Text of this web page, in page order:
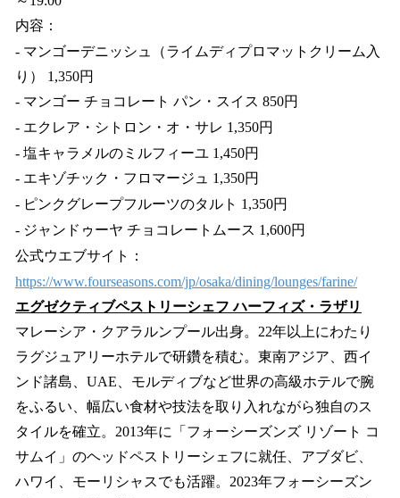
内容：
- マンゴーデニッシュ（ライムディプロマットクリーム入
り） 1,350円
- マンゴー チョコレート パン・スイス 850円
- エクレア・シトロン・オ・サレ 1,350円
- 塩キャラメルのミルフィーユ 1,450円
- エキゾチック・フロマージュ 1,350円
- ピンクグレープフルーツのタルト 1,350円
- ジャンドゥーヤ チョコレートムース 1,600円
公式ウエブサイト：
https://www.fourseasons.com/jp/osaka/dining/lounges/farine/
エグゼクティブペストリーシェフ ハーフィズ・ラザリ
マレーシア・クアラルンプール出身。22年以上にわたり
ラグジュアリーホテルで研鑽を積む。東南アジア、西イ
ンド諸島、UAE、モルディブなど世界の高級ホテルで腕
をふるい、幅広い食材や技法を取り入れながら独自のス
タイルを確立。2013年に「フォーシーズンズ リゾート コ
サムイ」のヘッドペストリーシェフに就任、アブダビ、
ハワイ、モーリシャスでも活躍。2023年フォーシーズン